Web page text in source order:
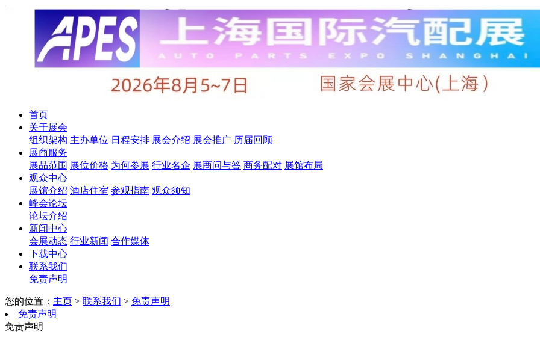
首页
关于展会
组织架构 主办单位 日程安排 展会介绍 展会推广 历届回顾
展商服务
展品范围 展位价格 为何参展 行业名企 展商问与答 商务配对 展馆布局
观众中心
展馆介绍 酒店住宿 参观指南 观众须知
峰会论坛
论坛介绍
新闻中心
会展动态 行业新闻 合作媒体
下载中心
联系我们
免责声明
您的位置： 主页 > 联系我们 > 免责声明
免责声明
免责声明